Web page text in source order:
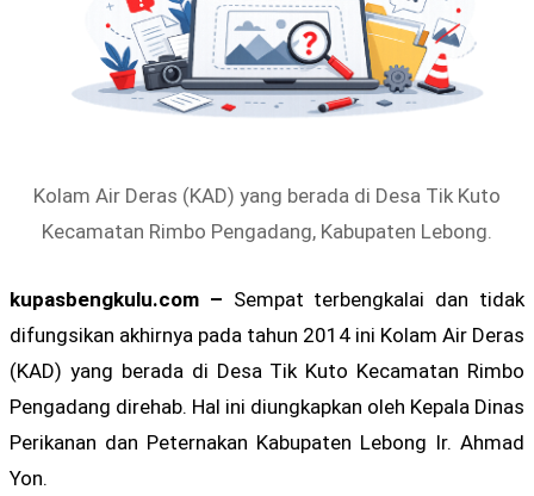
Kolam Air Deras (KAD) yang berada di Desa Tik Kuto
Kecamatan Rimbo Pengadang, Kabupaten Lebong.
kupasbengkulu.com – Sempat terbengkalai dan tidak
difungsikan akhirnya pada tahun 2014 ini Kolam Air Deras
(KAD) yang berada di Desa Tik Kuto Kecamatan Rimbo
Pengadang direhab. Hal ini diungkapkan oleh Kepala Dinas
Perikanan dan Peternakan Kabupaten Lebong Ir. Ahmad
Yon.